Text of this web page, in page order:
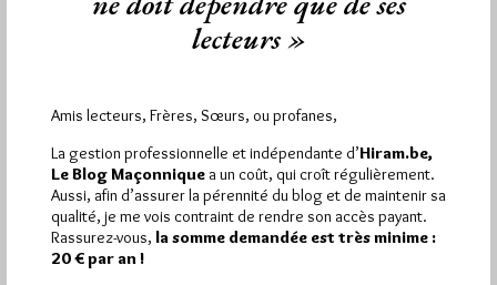
Abonnement aux Newsletters - RSS
lecteurs »
Amis lecteurs, Frères, Sœurs, ou profanes,
La gestion professionnelle et indépendante d’Hiram.be,
Le Blog Maçonnique a un coût, qui croît régulièrement.
Aussi, afin d’assurer la pérennité du blog et de maintenir sa
qualité, je me vois contraint de rendre son accès payant.
Rassurez-vous, la somme demandée est très minime :
20 € par an !